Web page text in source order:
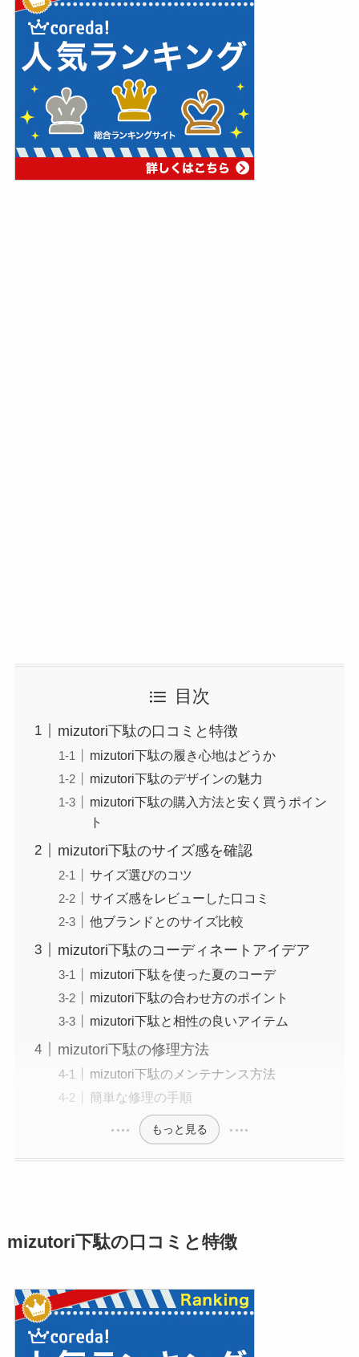
目次
mizutori下駄の口コミと特徴
mizutori下駄の履き心地はどうか
mizutori下駄のデザインの魅力
mizutori下駄の購入方法と安く買うポイン
ト
mizutori下駄のサイズ感を確認
サイズ選びのコツ
サイズ感をレビューした口コミ
他ブランドとのサイズ比較
mizutori下駄のコーディネートアイデア
mizutori下駄を使った夏のコーデ
mizutori下駄の合わせ方のポイント
mizutori下駄と相性の良いアイテム
mizutori下駄の修理方法
mizutori下駄のメンテナンス方法
簡単な修理の手順
もっと見る
mizutori下駄の口コミと特徴